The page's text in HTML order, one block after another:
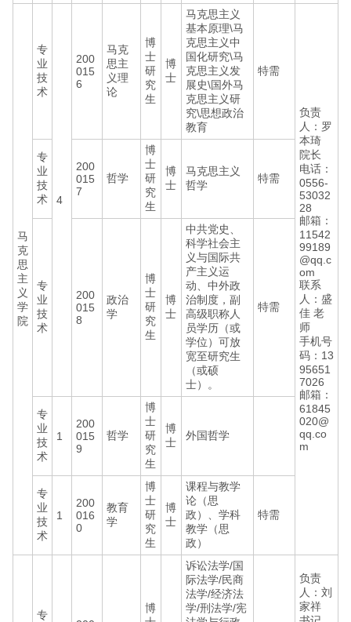
马
克
思
主
义
学
院
专
业
技
术
4
200
015
6
马克
思主
义理
论
博
士
研
究
生
博
士
马克思主义
基本原理\马
克思主义中
国化研究\马
克思主义发
展史\国外马
克思主义研
究\思想政治
教育
特需
负责
人：罗
本琦
院长
电话：
0556-
53032
28
邮箱：
11542
99189
@qq.c
om
联系
人：盛
佳 老
师
手机号
码：13
95651
7026
邮箱：
61845
020@
qq.co
m
专
业
技
术
200
015
7
哲学
博
士
研
究
生
博
士
马克思主义
哲学
特需
专
业
技
术
200
015
8
政治
学
博
士
研
究
生
博
士
中共党史、
科学社会主
义与国际共
产主义运
动、中外政
治制度，副
高级职称人
员学历（或
学位）可放
宽至研究生
（或硕
士）。
特需
专
业
技
术
1
200
015
9
哲学
博
士
研
究
生
博
士
外国哲学
专
业
技
术
1
200
016
0
教育
学
博
士
研
究
生
博
士
课程与教学
论（思
政）、学科
教学（思
政）
特需
专
博
诉讼法学/国
际法学/民商
法学/经济法
学/刑法学/宪
负责
人：刘
家祥